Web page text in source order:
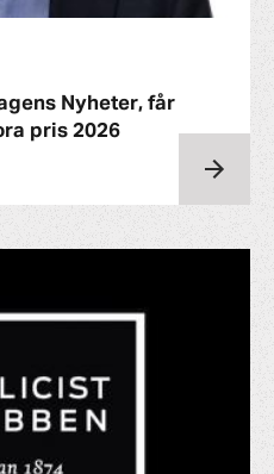
Nyheter, får
pris 2026